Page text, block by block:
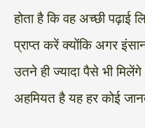
s
p
b
t
होता है कि वह अच्छी पढ़ाई
प्राप्त करें क्योंकि अगर
उतने ही ज्यादा पैसे भी
अहमियत है यह हर कोई